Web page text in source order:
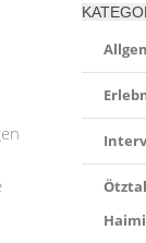
Ötztal